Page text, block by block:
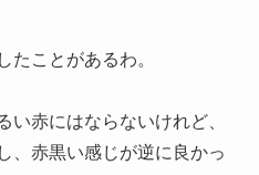
たことがあるわ。
い赤にはならないけれど、
、赤黒い感じが逆に良かっ